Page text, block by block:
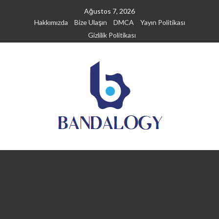
Ağustos 7, 2026
Hakkımızda
Bize Ulaşın DMCA
Yayın Politikası
Gizlilik Politikası